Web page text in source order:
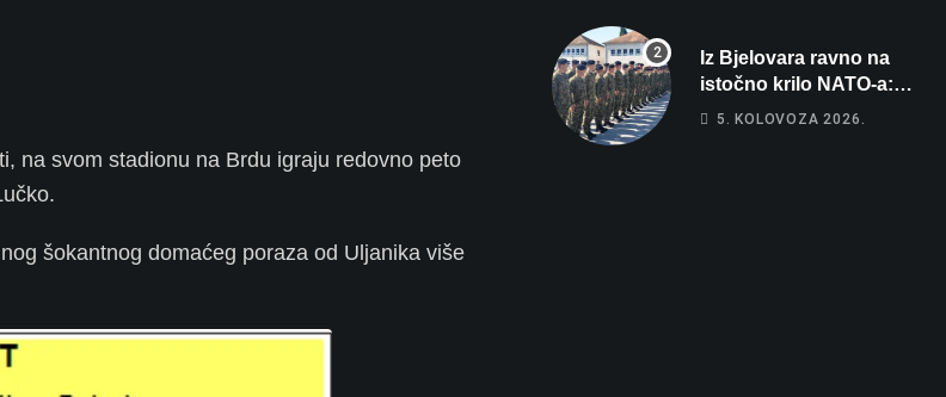
na svom stadionu na Brdu igraju redovno peto
šokantnog domaćeg poraza od Uljanika više
Iz Bjelovara ravno na
istočno krilo NATO-a:
Evo kamo odlazi 82
5. KOLOVOZA 2026.